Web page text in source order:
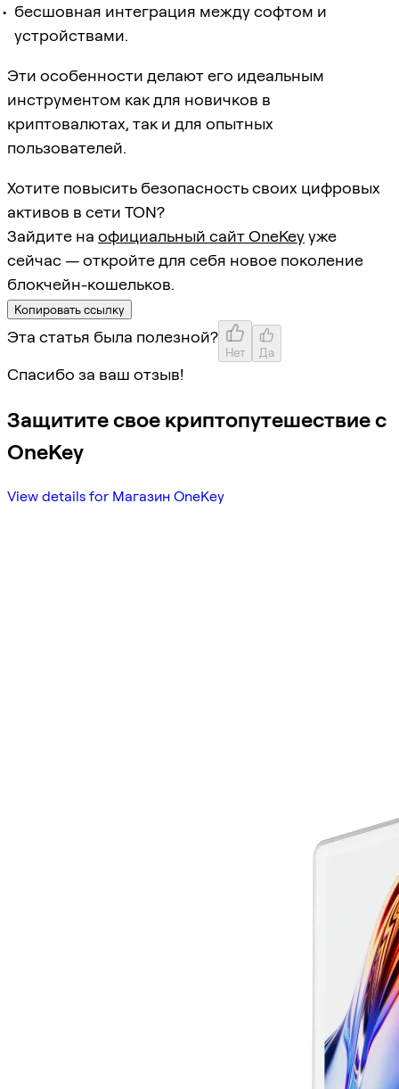
бесшовная интеграция между софтом и
устройствами.
Эти особенности делают его идеальным
инструментом как для новичков в
криптовалютах, так и для опытных
пользователей.
Хотите повысить безопасность своих цифровых
активов в сети TON?
Зайдите на официальный сайт OneKeyуже
сейчас — откройте для себя новое поколение
блокчейн-кошельков.
Копировать ссылку
Эта статья была полезной?
Нет Да
Спасибо за ваш отзыв!
Защитите свое криптопутешествие с
OneKey
View details for Магазин OneKey